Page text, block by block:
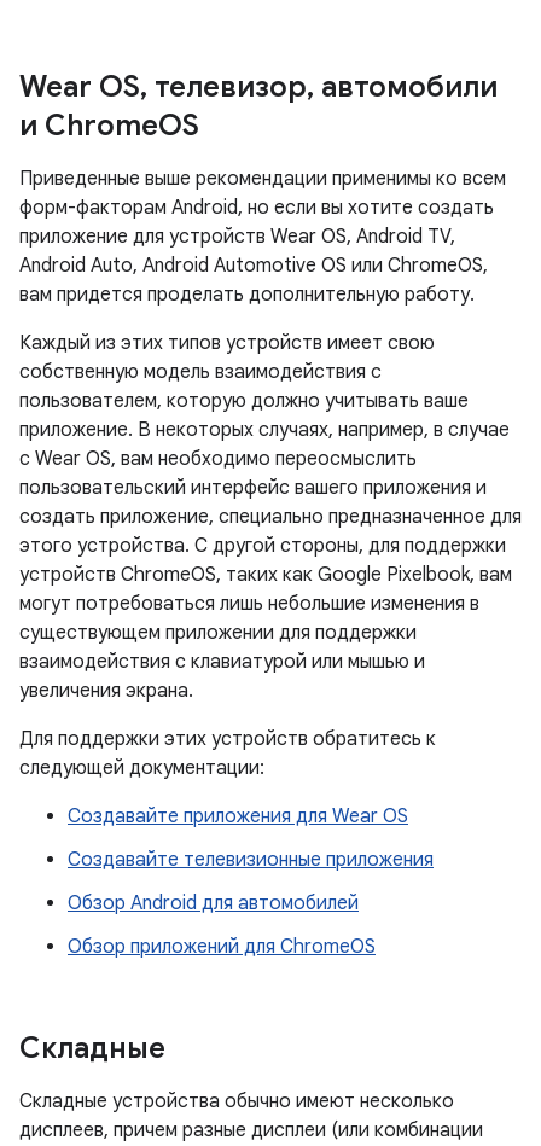
Wear OS, телевизор, автомобили
и ChromeOS
Приведенные выше рекомендации применимы ко всем
форм-факторам Android, но если вы хотите создать
приложение для устройств Wear OS, Android TV,
Android Auto, Android Automotive OS или ChromeOS,
вам придется проделать дополнительную работу.
Каждый из этих типов устройств имеет свою
собственную модель взаимодействия с
пользователем, которую должно учитывать ваше
приложение. В некоторых случаях, например, в случае
с Wear OS, вам необходимо переосмыслить
пользовательский интерфейс вашего приложения и
создать приложение, специально предназначенное для
этого устройства. С другой стороны, для поддержки
устройств ChromeOS, таких как Google Pixelbook, вам
могут потребоваться лишь небольшие изменения в
существующем приложении для поддержки
взаимодействия с клавиатурой или мышью и
увеличения экрана.
Для поддержки этих устройств обратитесь к
следующей документации:
Создавайте приложения для Wear OS
Создавайте телевизионные приложения
Обзор Android для автомобилей
Обзор приложений для ChromeOS
Складные
Складные устройства обычно имеют несколько
дисплеев, причем разные дисплеи (или комбинации